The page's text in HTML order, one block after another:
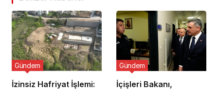
İzinsiz Hafriyat İşlemi:
Gündem
İçişleri Bakanı,
Gündem